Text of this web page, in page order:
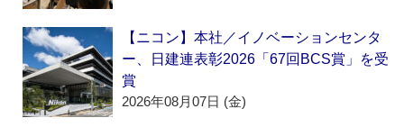
【ニコン】本社／イノベーションセンタ
ー、日建連表彰2026「67回BCS賞」を受
賞
2026年08月07日 (金)